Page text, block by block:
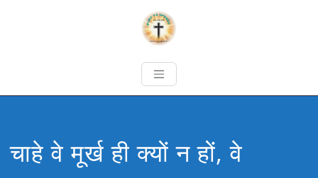
चाहे वे मूर्ख ही क्यों न हों, वे